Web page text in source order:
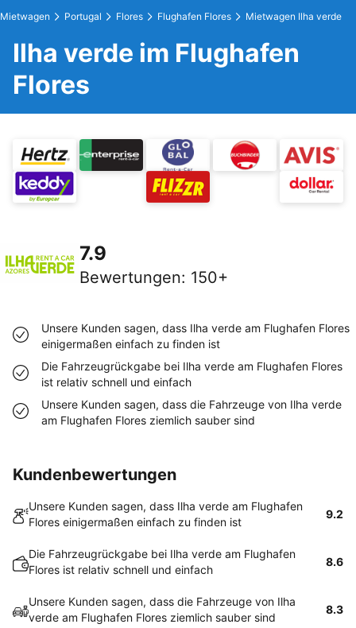
Mietwagen Portugal Flores Flughafen Flores Mietwagen Ilha verde
Ilha verde im Flughafen
Flores
7.9
Bewertungen: 150+
Unsere Kunden sagen, dass Ilha verde am Flughafen Flores
einigermaßen einfach zu finden ist
Die Fahrzeugrückgabe bei Ilha verde am Flughafen Flores
ist relativ schnell und einfach
Unsere Kunden sagen, dass die Fahrzeuge von Ilha verde
am Flughafen Flores ziemlich sauber sind
Kundenbewertungen
Unsere Kunden sagen, dass Ilha verde am Flughafen
Flores einigermaßen einfach zu finden ist
9.2
Die Fahrzeugrückgabe bei Ilha verde am Flughafen
Flores ist relativ schnell und einfach
8.6
Unsere Kunden sagen, dass die Fahrzeuge von Ilha
verde am Flughafen Flores ziemlich sauber sind
8.3